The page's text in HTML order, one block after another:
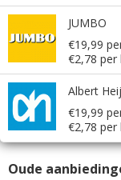
JUMBO
€19,99
€2,78 per
Albert
€19,99
€2,78 per
Oude